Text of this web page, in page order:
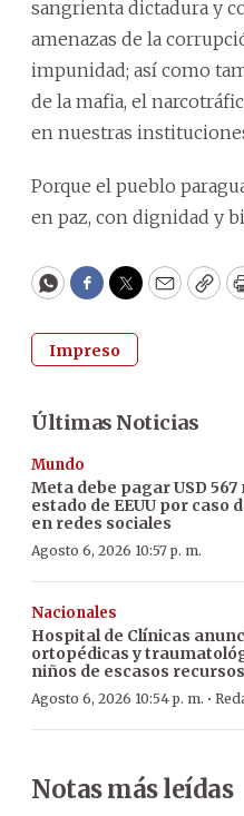
sangrienta dictadura y
amenazas de la
impunidad; así como
de la mafia, el
en nuestras
Porque el pueblo
en paz, con dignidad y
WhatsApp
Facebook
Twitter
Email
Impreso
Últimas Noticias
Mundo
Meta debe pagar USD
estado de EEUU por caso
en redes sociales
Agosto 6, 2026 10:57 p. m.
Nacionales
Hospital de Clínicas
ortopédicas y
niños de escasos recursos
Agosto 6, 2026 10:54 p. m. ·
Notas más leídas